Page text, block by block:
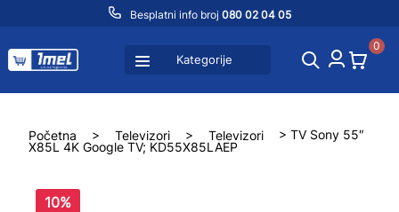
Besplatni info broj 080 02 04 05
Kategorije
0
Početna > Televizori > Televizori
> TV Sony 55″
X85L 4K Google TV; KD55X85LAEP
10%